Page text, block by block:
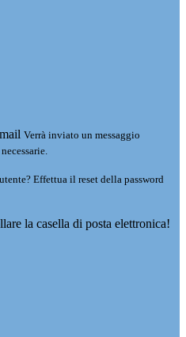
Verrà inviato un messaggio
Effettua il reset della password
la casella di posta elettronica!